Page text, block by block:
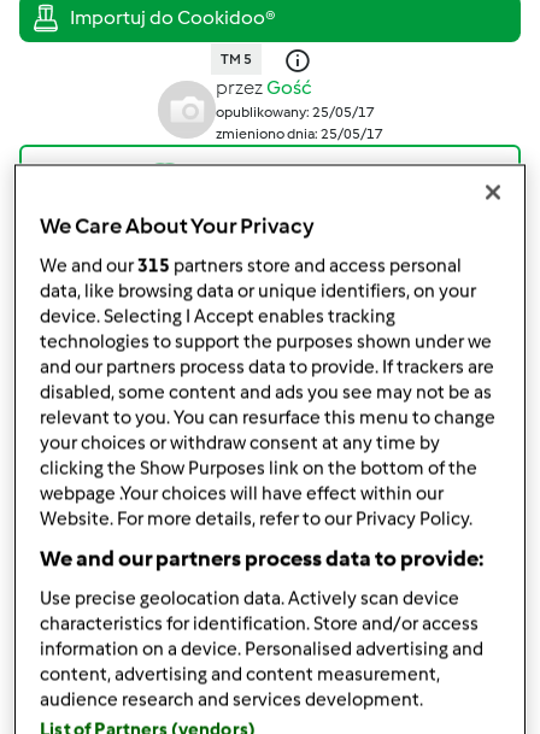
TM 5
przezGość
opublikowany: 25/05/17
zmieniono dnia: 25/05/17
Dodaj do moich kolekcji
podziel się przepisem
Stwórz wariant
Składniki
Kajmak kakaowy
400g kajmaku
20gmleka
masa serowa
400-450 gherbatników
1000 gtwarogu
200g
We Care About Your Privacy
We and our315 partners store and access personal
data, like browsing data or unique identifiers, on your
device. Selecting I Accept enables tracking
technologies to support the purposes shown under we
and our partners process data to provide. If trackers are
disabled, some content and ads you see may not be as
relevant to you. You can resurface this menu to change
your choices or withdraw consent at any time by
clicking the Show Purposes link on the bottom of the
webpage .Your choices will have effect within our
Website. For more details, refer to our Privacy Policy.
We and our partners process data to provide:
Use precise geolocation data. Actively scan device
characteristics for identification. Store and/or access
information on a device. Personalised advertising and
content, advertising and content measurement,
audience research and services development.
List of Partners (vendors)